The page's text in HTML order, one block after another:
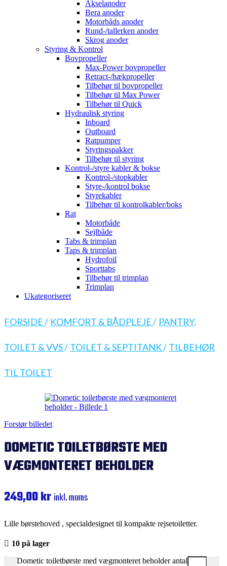
Akselanoder
Bera anoder
Motorbåds anoder
Rund-/tallerken anoder
Skrog anoder
Styring & Kontrol
Bovpropeller
Max-Power bovpropeller
Retract-/hækpropeller
Tilbehør til bovpropeller
Tilbehør til Max Power
Tilbehør til Quick
Hydraulisk styring
Inboard
Outboard
Ratpumper
Styringspakker
Tilbehør til styring
Kontrol-/styre kabler & bokse
Kontrol-/stopkabler
Styre-/kontrol bokse
Styrekabler
Tilbehør til kontrolkabler/boks
Rat
Motorbåde
Sejlbåde
Tabs & trimplan
Taps & trimplan
Hydrofoil
Sporttabs
Tilbehør til trimplan
Trimplan
Ukategoriseret
FORSIDE/ KOMFORT & BÅDPLEJE/ PANTRY,
TOILET & VVS/ TOILET & SEPTITANK/ TILBEHØR
TIL TOILET
Forstør billedet
DOMETIC TOILETBØRSTE MED
VÆGMONTERET BEHOLDER
249,00kr inkl. moms
Lille børstehoved , specialdesignet til kompakte rejsetoiletter.
10 på lager
Dometic toiletbørste med vægmonteret beholder antal